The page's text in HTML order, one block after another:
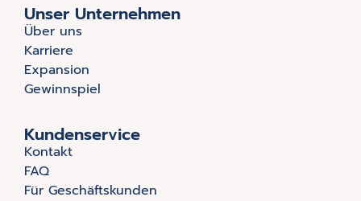
Unser Unternehmen
Über uns
Karriere
Expansion
Gewinnspiel
Kundenservice
Kontakt
FAQ
Für Geschäftskunden